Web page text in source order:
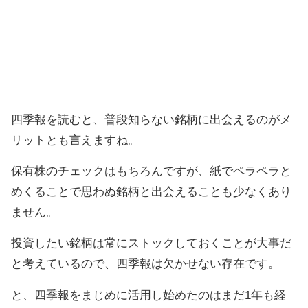
四季報を読むと、普段知らない銘柄に出会えるのがメ
リットとも言えますね。
保有株のチェックはもちろんですが、紙でペラペラと
めくることで思わぬ銘柄と出会えることも少なくあり
ません。
投資したい銘柄は常にストックしておくことが大事だ
と考えているので、四季報は欠かせない存在です。
と、四季報をまじめに活用し始めたのはまだ1年も経